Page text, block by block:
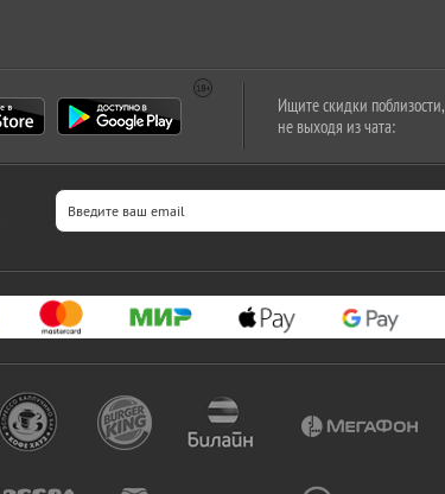
Ищите скидки поблизости,
не выходя из чата: